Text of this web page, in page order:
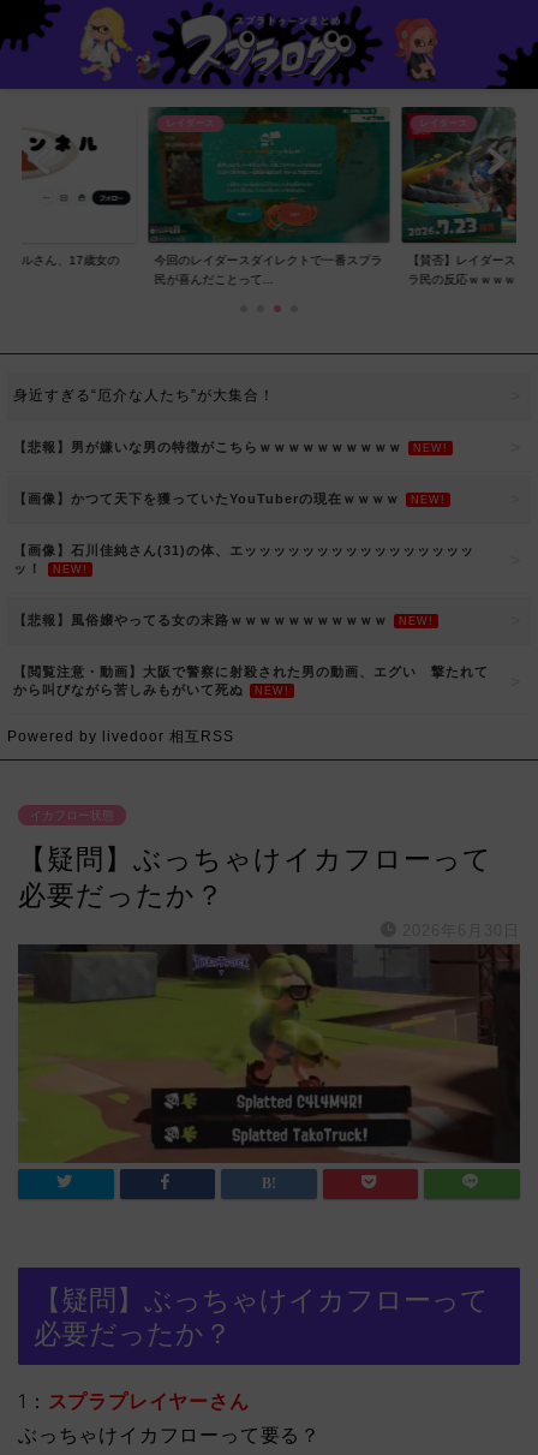
ネルさん、17歳女の
レイダース
今回のレイダースダイレクトで一番スプラ
民が喜んだことって...
レイダース
【賛否】レイダースダ
ラ民の反応ｗｗｗｗ...
身近すぎる“厄介な人たち”が大集合！
【悲報】男が嫌いな男の特徴がこちらｗｗｗｗｗｗｗｗｗｗ NEW!
【画像】かつて天下を獲っていたYouTuberの現在ｗｗｗｗ NEW!
【画像】石川佳純さん(31)の体、エッッッッッッッッッッッッッッッッ
ッ！
NEW!
【悲報】風俗嬢やってる女の末路ｗｗｗｗｗｗｗｗｗｗｗ NEW!
【閲覧注意・動画】大阪で警察に射殺された男の動画、エグい 撃たれて
から叫びながら苦しみもがいて死ぬ
NEW!
Powered by livedoor 相互RSS
イカフロー状態
【疑問】ぶっちゃけイカフローって
必要だったか？
【疑問】ぶっちゃけイカフローって
必要だったか？
1： スプラプレイヤーさん
ぶっちゃけイカフローって要る？